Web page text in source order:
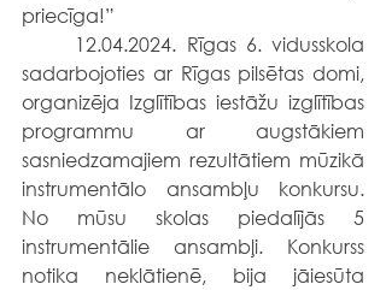
priecīga!”
sadarbojoties ar Rīgas pilsētas domi,
organizēja Izglītības iestāžu izglītības
programmu ar augstākiem
sasniedzamajiem rezultātiem mūzikā
instrumentālo ansambļu konkursu.
No mūsu skolas piedalījās 5
instrumentālie ansambļi. Konkurss
notika neklātienē, bija jāiesūta